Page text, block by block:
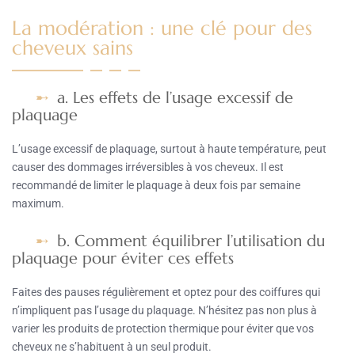
La modération : une clé pour des
cheveux sains
a. Les effets de l’usage excessif de
plaquage
L’usage excessif de plaquage, surtout à haute température, peut
causer des dommages irréversibles à vos cheveux. Il est
recommandé de limiter le plaquage à deux fois par semaine
maximum.
b. Comment équilibrer l’utilisation du
plaquage pour éviter ces effets
Faites des pauses régulièrement et optez pour des coiffures qui
n’impliquent pas l’usage du plaquage. N’hésitez pas non plus à
varier les produits de protection thermique pour éviter que vos
cheveux ne s’habituent à un seul produit.